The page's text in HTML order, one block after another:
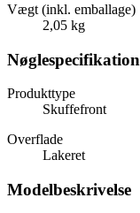
Vægt (inkl. emballage)
2,05 kg
Nøglespecifikation
Produkttype
Skuffefront
Overflade
Lakeret
Modelbeskrivelse